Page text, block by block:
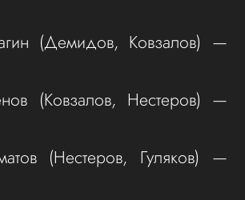
(Демидов, Ковзалов) —
(Ковзалов, Нестеров) —
(Нестеров, Гуляков) —